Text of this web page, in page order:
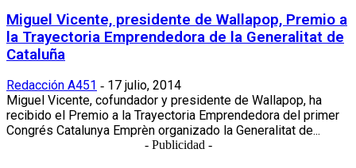
Miguel Vicente, presidente de Wallapop, Premio a
la Trayectoria Emprendedora de la Generalitat de
Cataluña
Redacción A451 - 17 julio, 2014
Miguel Vicente, cofundador y presidente de Wallapop, ha
recibido el Premio a la Trayectoria Emprendedora del primer
Congrés Catalunya Emprèn organizado la Generalitat de...
- Publicidad -